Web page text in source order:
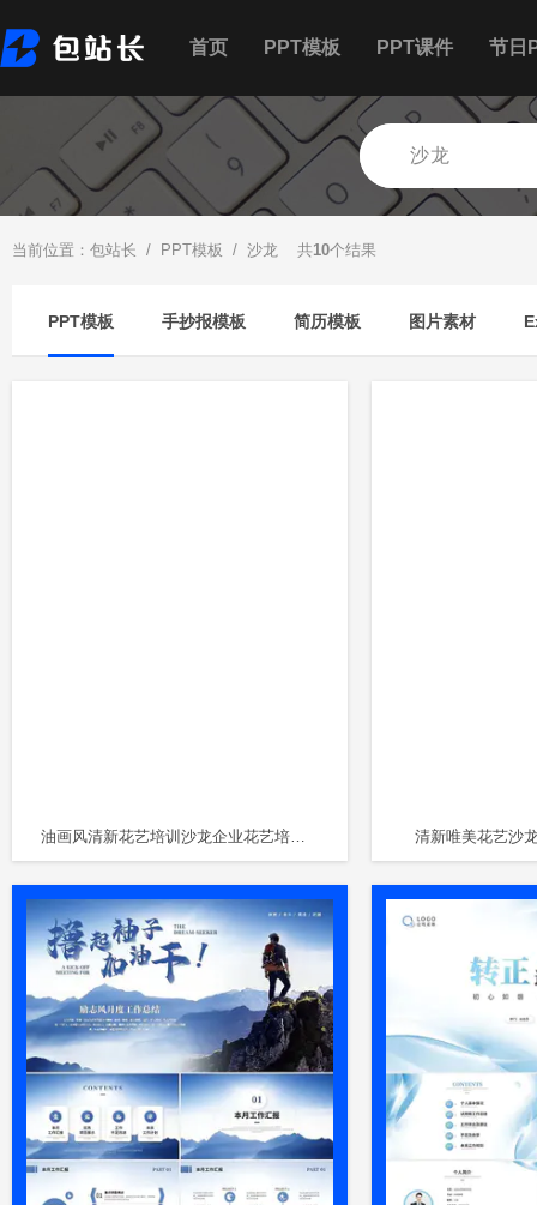
首页 PPT模板 PPT课件 节日
当前位置： 包站长 / PPT模板 / 沙龙 共10个结果
PPT模板 手抄报模板 简历模板 图片素材
油画风清新花艺培训沙龙企业花艺培训团建活动策划PPT模板 清新唯美花艺沙